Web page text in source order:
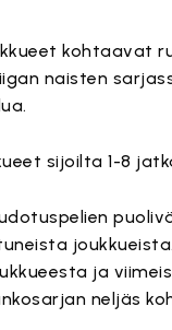
kohtaavat
naisten
sijoilta 1-8
ja
neljäs